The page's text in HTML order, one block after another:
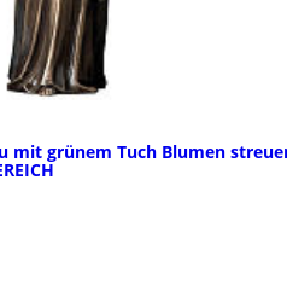
mit grünem Tuch Blumen